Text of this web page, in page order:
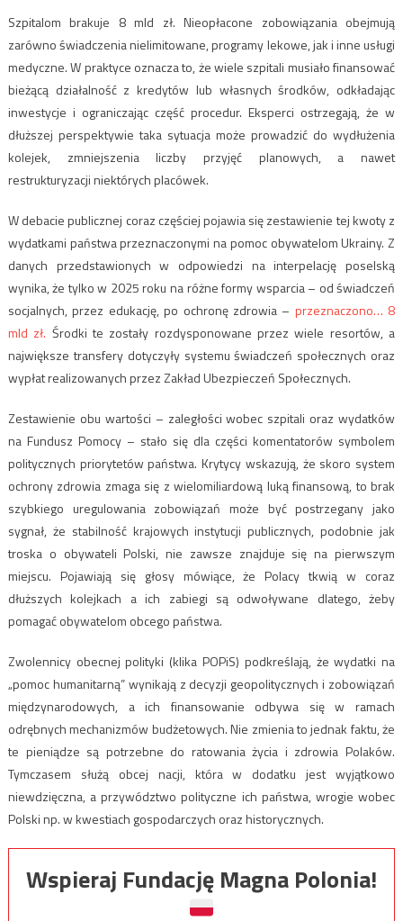
Szpitalom brakuje 8 mld zł. Nieopłacone zobowiązania obejmują
zarówno świadczenia nielimitowane, programy lekowe, jak i inne usługi
medyczne. W praktyce oznacza to, że wiele szpitali musiało finansować
bieżącą działalność z kredytów lub własnych środków, odkładając
inwestycje i ograniczając część procedur. Eksperci ostrzegają, że w
dłuższej perspektywie taka sytuacja może prowadzić do wydłużenia
kolejek, zmniejszenia liczby przyjęć planowych, a nawet
restrukturyzacji niektórych placówek.
W debacie publicznej coraz częściej pojawia się zestawienie tej kwoty z
wydatkami państwa przeznaczonymi na pomoc obywatelom Ukrainy. Z
danych przedstawionych w odpowiedzi na interpelację poselską
wynika, że tylko w 2025 roku na różne formy wsparcia – od świadczeń
socjalnych, przez edukację, po ochronę zdrowia – przeznaczono… 8
mld zł. Środki te zostały rozdysponowane przez wiele resortów, a
największe transfery dotyczyły systemu świadczeń społecznych oraz
wypłat realizowanych przez Zakład Ubezpieczeń Społecznych.
Zestawienie obu wartości – zaległości wobec szpitali oraz wydatków
na Fundusz Pomocy – stało się dla części komentatorów symbolem
politycznych priorytetów państwa. Krytycy wskazują, że skoro system
ochrony zdrowia zmaga się z wielomiliardową luką finansową, to brak
szybkiego uregulowania zobowiązań może być postrzegany jako
sygnał, że stabilność krajowych instytucji publicznych, podobnie jak
troska o obywateli Polski, nie zawsze znajduje się na pierwszym
miejscu. Pojawiają się głosy mówiące, że Polacy tkwią w coraz
dłuższych kolejkach a ich zabiegi są odwoływane dlatego, żeby
pomagać obywatelom obcego państwa.
Zwolennicy obecnej polityki (klika POPiS) podkreślają, że wydatki na
„pomoc humanitarną” wynikają z decyzji geopolitycznych i zobowiązań
międzynarodowych, a ich finansowanie odbywa się w ramach
odrębnych mechanizmów budżetowych. Nie zmienia to jednak faktu, że
te pieniądze są potrzebne do ratowania życia i zdrowia Polaków.
Tymczasem służą obcej nacji, która w dodatku jest wyjątkowo
niewdzięczna, a przywództwo polityczne ich państwa, wrogie wobec
Polski np. w kwestiach gospodarczych oraz historycznych.
Wspieraj Fundację Magna Polonia!